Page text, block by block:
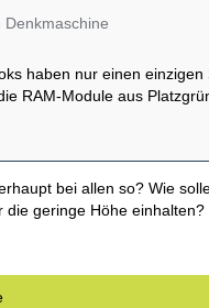
Denkmaschine
haben nur einen einzigen
RAM-Module aus
bei allen so? Wie
die geringe Höhe einhalten?